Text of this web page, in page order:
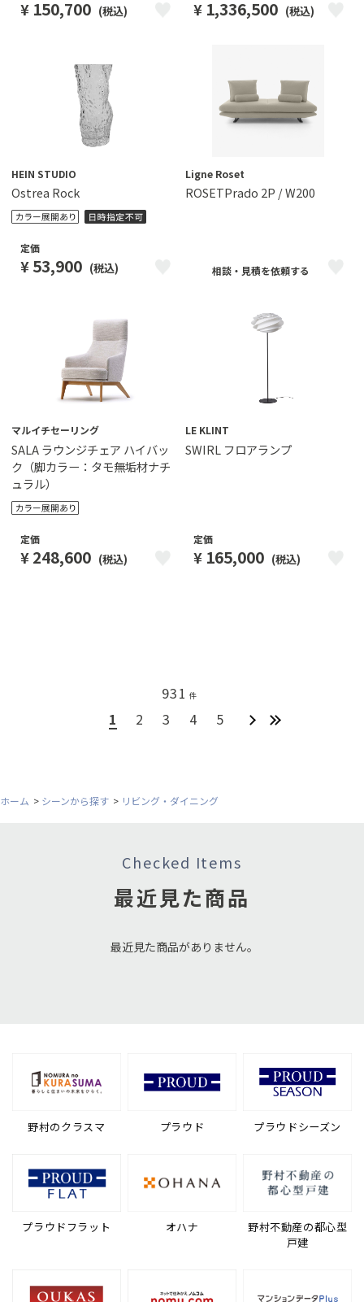
¥ 150,700 (税込) ¥ 1,336,500 (税込)
HEIN STUDIO
Ostrea Rock
定価
¥53,900 (税込)
Ligne Roset
ROSETPrado 2P / W200
相談・見積を依頼する
マルイチセーリング
SALA ラウンジチェア ハイバッ
ク（脚カラー：タモ無垢材ナチ
ュラル）
定価
¥248,600 (税込)
LE KLINT
SWIRL フロアランプ
定価
¥ 165,000 (税込)
931 件
1 2 3 4 5
ホーム > シーンから探す > リビング・ダイニング
Checked Items
最近見た商品
最近見た商品がありません。
野村のクラスマ プラウド プラウドシーズン
プラウドフラット オハナ
野村不動産の都心型
戸建